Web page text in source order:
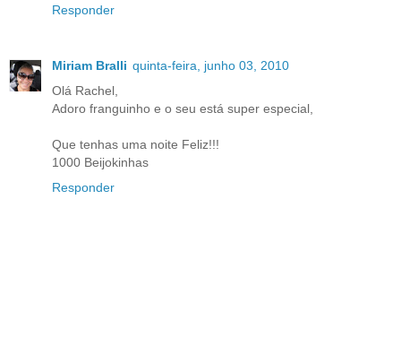
Responder
Miriam Bralli quinta-feira, junho 03, 2010
Olá Rachel,
Adoro franguinho e o seu está super especial,
Que tenhas uma noite Feliz!!!
1000 Beijokinhas
Responder